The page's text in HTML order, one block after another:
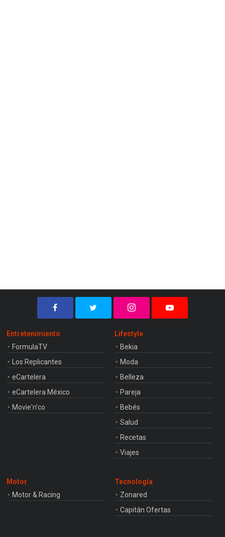
Entretenimiento
FormulaTV
Los Replicantes
eCartelera
eCartelera México
Movie'n'co
Lifestyle
Bekia
Moda
Belleza
Pareja
Bebés
Salud
Recetas
Viajes
Motor
Motor & Racing
Tecnología
Zonared
Capitán Ofertas